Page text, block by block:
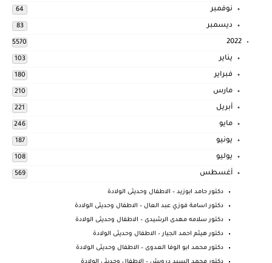
نوفمبر 64
ديسمبر 83
2022
5570
يناير 103
فبراير 180
مارس 210
أبريل 221
مايو 246
يونيو 187
يوليو 108
أغسطس 569
دكتور حامد ابوزيد – الاطفال وحديثى الولادة
دكتور اسامة فوزي عبد العال – الاطفال وحديثى الولادة
دكتور سلامه مهدى الرشيدى – الاطفال وحديثى الولادة
دكتور هيثم احمد الجيار – الاطفال وحديثى الولادة
دكتور محمد ابو الوفا العدوى – الاطفال وحديثى الولادة